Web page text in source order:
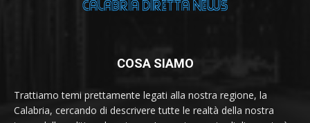
COSA SIAMO
Trattiamo temi prettamente legati alla nostra regione, la
Calabria, cercando di descrivere tutte le realtà della nostra